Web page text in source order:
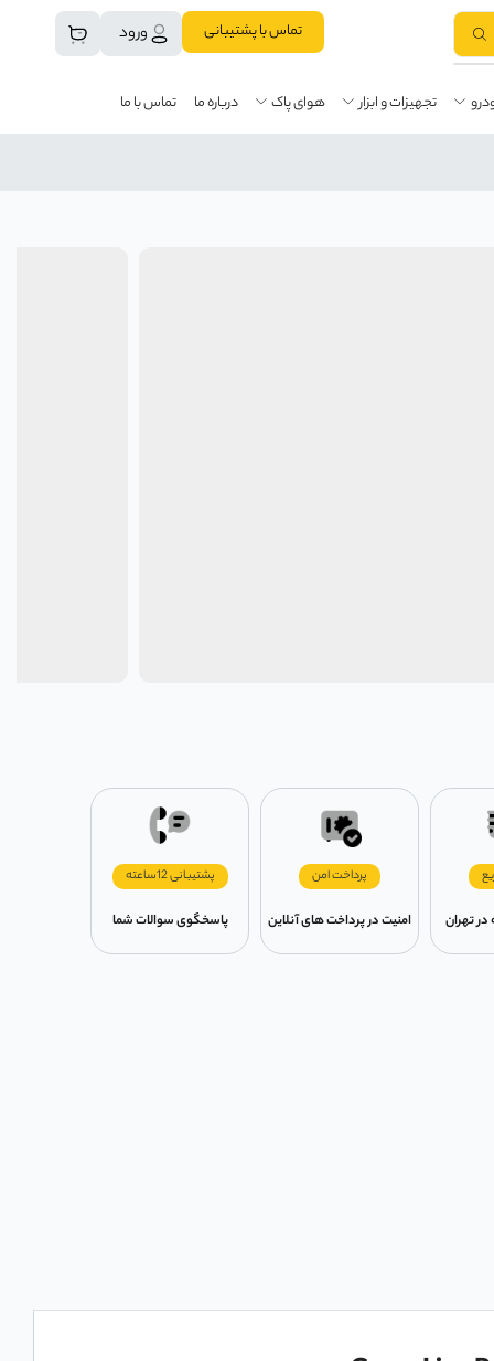
ورود تماس با پشتیبانی
تجهیزات و ابزار هوای پاک درباره ما تماس با ما
پرداخت امن
امنیت در پرداخت های آنلاین
پشتیبانی 12ساعته
پاسخگوی سوالات شما